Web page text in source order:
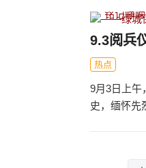
9.3阅兵
热点
9月3日上午
史，缅怀先